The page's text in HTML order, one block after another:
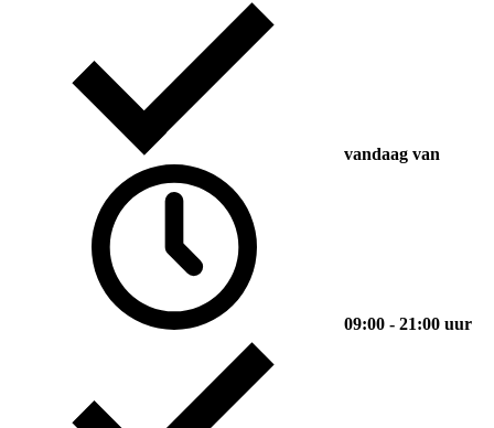
vandaag van
09:00 - 21:00 uur